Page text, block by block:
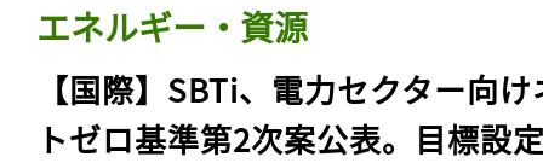
エネルギー・資源
【国際】SBTi、電力セクター向
トゼロ基準第2次案公表。目標設